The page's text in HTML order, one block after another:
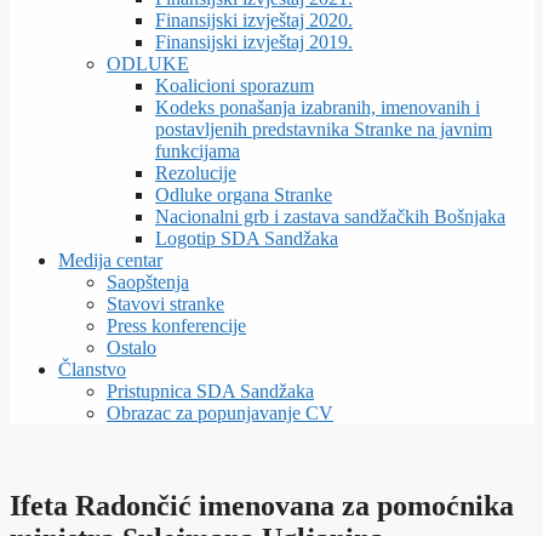
Finansijski izvještaj 2020.
Finansijski izvještaj 2019.
ODLUKE
Koalicioni sporazum
Kodeks ponašanja izabranih, imenovanih i
postavljenih predstavnika Stranke na javnim
funkcijama
Rezolucije
Odluke organa Stranke
Nacionalni grb i zastava sandžačkih Bošnjaka
Logotip SDA Sandžaka
Medija centar
Saopštenja
Stavovi stranke
Press konferencije
Ostalo
Članstvo
Pristupnica SDA Sandžaka
Obrazac za popunjavanje CV
Ifeta Radončić imenovana za pomoćnika